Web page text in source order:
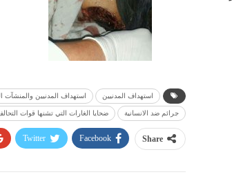
استهداف المدنيين استهداف المدنيين والمنشآت
جرائم ضد الانسانية ضحايا الغارات التي تشنها قوات
Share
Facebook
Twitter